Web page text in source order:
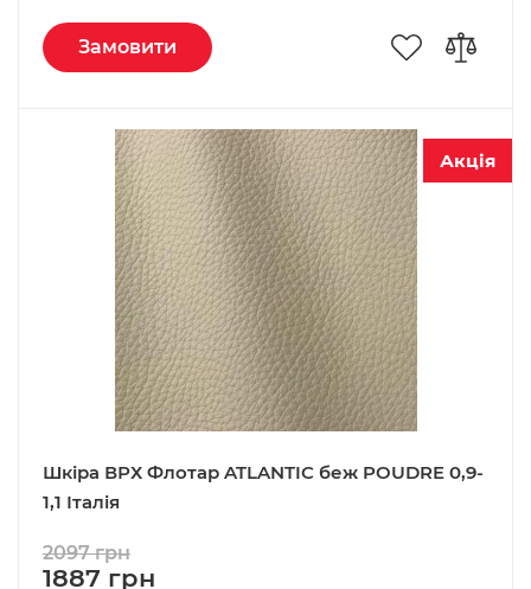
Замовити
Акція
Шкіра ВРХ Флотар ATLANTIC беж POUDRE 0,9-
1,1 Італія
1887 грн
2097 грн